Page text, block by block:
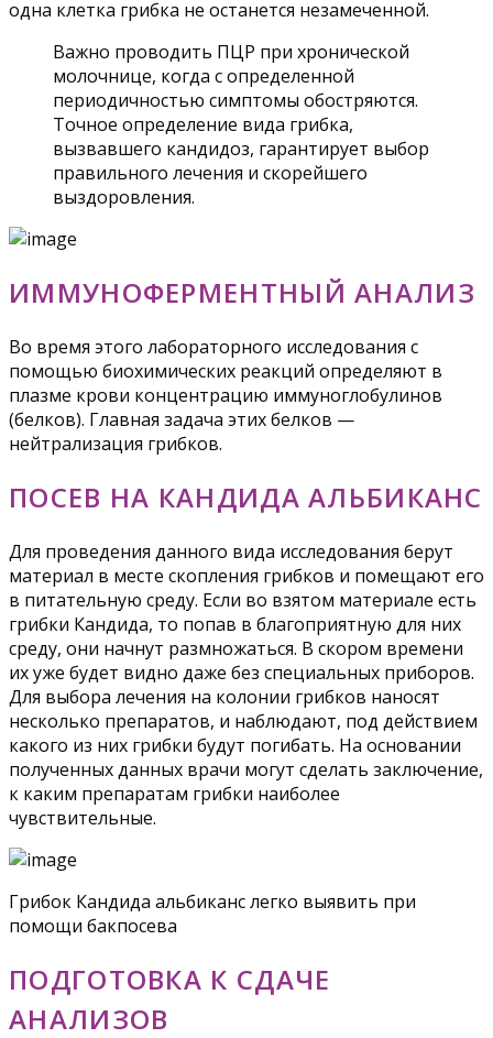
одна клетка грибка не останется незамеченной.
Важно проводить ПЦР при хронической
молочнице, когда с определенной
периодичностью симптомы обостряются.
Точное определение вида грибка,
вызвавшего кандидоз, гарантирует выбор
правильного лечения и скорейшего
выздоровления.
ИММУНОФЕРМЕНТНЫЙ АНАЛИЗ
Во время этого лабораторного исследования с
помощью биохимических реакций определяют в
плазме крови концентрацию иммуноглобулинов
(белков). Главная задача этих белков —
нейтрализация грибков.
ПОСЕВ НА КАНДИДА АЛЬБИКАНС
Для проведения данного вида исследования берут
материал в месте скопления грибков и помещают его
в питательную среду. Если во взятом материале есть
грибки Кандида, то попав в благоприятную для них
среду, они начнут размножаться. В скором времени
их уже будет видно даже без специальных приборов.
Для выбора лечения на колонии грибков наносят
несколько препаратов, и наблюдают, под действием
какого из них грибки будут погибать. На основании
полученных данных врачи могут сделать заключение,
к каким препаратам грибки наиболее
чувствительные.
Грибок Кандида альбиканс легко выявить при
помощи бакпосева
ПОДГОТОВКА К СДАЧЕ
АНАЛИЗОВ